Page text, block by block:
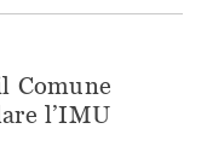
Comune
l’IMU